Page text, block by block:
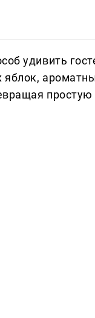
удивить
яблок,
простую